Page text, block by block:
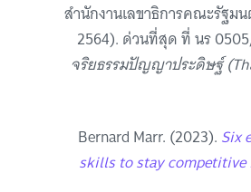
สำนักงานเลขาธิการคณะรัฐม
2564). ด่วนที่สุด ที่ นร
จริยธรรมปัญญาประดิษฐ์
Bernard Marr. (2023). Six
skills to stay competitive